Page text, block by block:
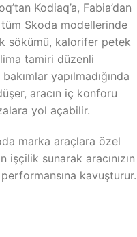
Kodiaq’a, Fabia’dan
tüm Skoda modellerinde
sökümü, kalorifer petek
tamiri düzenli
yapılmadığında
aracın iç konforu
yol açabilir.
marka araçlara özel
sunarak aracınızın
kavuşturur.